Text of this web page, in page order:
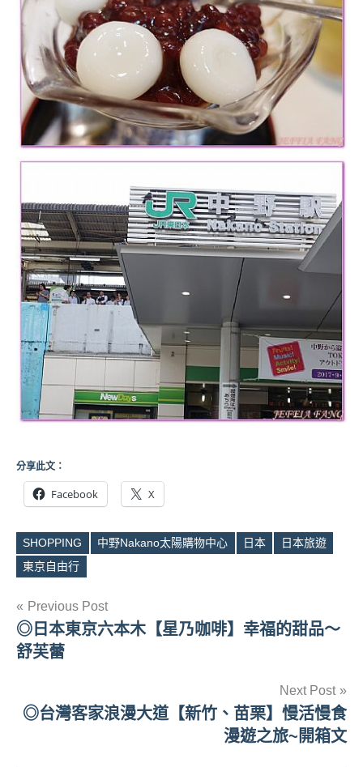
分享此文：
Facebook X
Tags
SHOPPING 中野Nakano太陽購物中心 日本
日本旅遊
東京自由行
文
章
覽
Previous Post
◎日本東京六本木【星乃咖啡】幸福的甜品～
舒芙蕾
Next Post
◎台灣客家浪漫大道【新竹、苗栗】慢活慢食
漫遊之旅~開箱文